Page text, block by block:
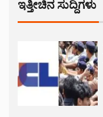
ಇತ್ತೀಚಿನ ಸುದ್ದಿಗಳು